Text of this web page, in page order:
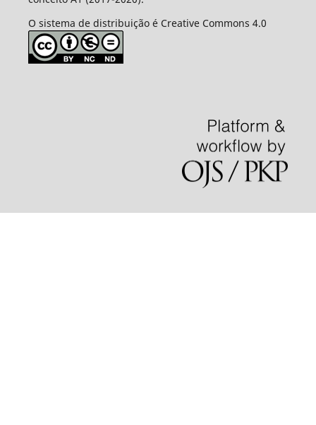
O sistema de distribuição é Creative Commons 4.0